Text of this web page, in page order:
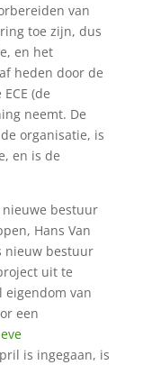
van
toe zijn, dus
en het
heden door de
(de
neemt. De
organisatie, is
en is de
bestuur
Hans Van
nieuw bestuur
uit te
eigendom van
een
is ingegaan, is